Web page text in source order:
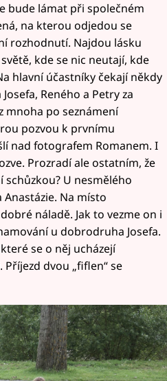
bude lámat při společném
na kterou odjedou se
rozhodnutí. Najdou lásku
kde se nic neutají, kde
hlavní účastníky čekají někdy
Reného a Petry za
mnoha po seznámení
pozvou k prvnímu
nad fotografem Romanem. I
Prozradí ale ostatním, že
U nesmělého
Na místo
náladě. Jak to vezme on i
u dobrodruha Josefa.
se o něj ucházejí
dvou „fiflen“ se